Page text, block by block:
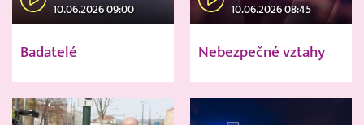
10.06.2026 09:00
Badatelé
10.06.2026 08:45
Nebezpečné vztahy